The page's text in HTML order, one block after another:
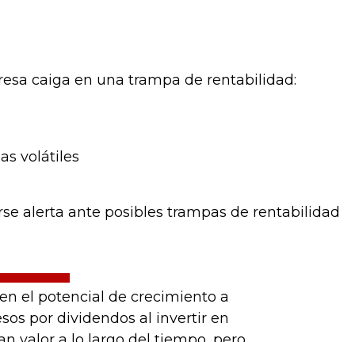
caiga en una trampa de rentabilidad:
volátiles
alerta ante posibles trampas de rentabilidad
el potencial de crecimiento a
por dividendos al invertir en